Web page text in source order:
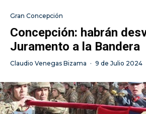
Gran Concepción
Concepción: habrán
Juramento a la Bandera
Claudio Venegas Bizama · 9 de Julio 2024